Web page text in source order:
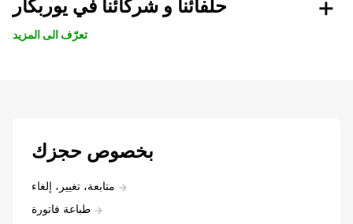
حلفائنا و شركائنا في يوربكار
تعرّف الى المزيد
بخصوص حجزك
متابعة، تغيير، إلغاء
طباعة فاتورة